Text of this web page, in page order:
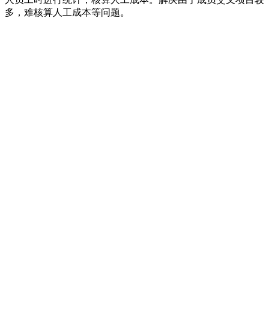
多，难核算人工成本等问题。